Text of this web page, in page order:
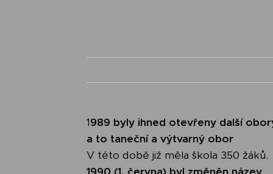
1989 byly ihned otevřeny další
a to taneční a výtvarný obor
V této době již měla škola 350 žáků.